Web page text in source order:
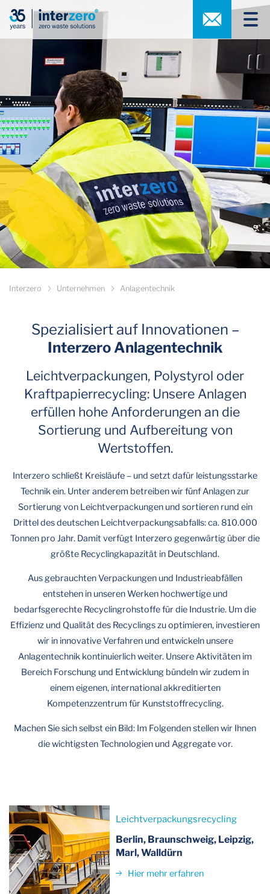
Interzero Unternehmen Anlagentechnik
Spezialisiert auf Innovationen –
Interzero Anlagentechnik
Leichtverpackungen, Polystyrol oder
Kraftpapierrecycling: Unsere Anlagen
erfüllen hohe Anforderungen an die
Sortierung und Aufbereitung von
Wertstoffen.
Interzero schließt Kreisläufe – und setzt dafür leistungsstarke
Technik ein. Unter anderem betreiben wir fünf Anlagen zur
Sortierung von Leichtverpackungen und sortieren rund ein
Drittel des deutschen Leichtverpackungsabfalls: ca. 810.000
Tonnen pro Jahr. Damit verfügt Interzero gegenwärtig über die
größte Recyclingkapazität in Deutschland.
Aus gebrauchten Verpackungen und Industrieabfällen
entstehen in unseren Werken hochwertige und
bedarfsgerechte Recyclingrohstoffe für die Industrie. Um die
Effizienz und Qualität des Recyclings zu optimieren, investieren
wir in innovative Verfahren und entwickeln unsere
Anlagentechnik kontinuierlich weiter. Unsere Aktivitäten im
Bereich Forschung und Entwicklung bündeln wir zudem in
einem eigenen, international akkreditierten
Kompetenzzentrum für Kunststoffrecycling.
Machen Sie sich selbst ein Bild: Im Folgenden stellen wir Ihnen
die wichtigsten Technologien und Aggregate vor.
Leichtverpackungsrecycling
Berlin, Braunschweig, Leipzig,
Marl, Walldürn
Hier mehr erfahren